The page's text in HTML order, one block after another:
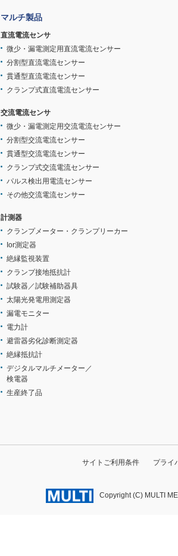
マルチ製品
直流電流センサ
微少・漏電測定用直流電流センサー
分割型直流電流センサー
貫通型直流電流センサー
クランプ式直流電流センサー
交流電流センサ
微少・漏電測定用交流電流センサー
分割型交流電流センサー
貫通型交流電流センサー
クランプ式交流電流センサー
パルス検出用電流センサー
その他交流電流センサー
計測器
クランプメーター・クランプリーカー
Ior測定器
絶縁監視装置
クランプ接地抵抗計
試験器／試験補助器具
太陽光発電用測定器
漏電モニター
電力計
避雷器劣化診断測定器
絶縁抵抗計
デジタルマルチメーター／
検電器
生産終了品
サイトご利用条件 プライ
Copyright (C) MULTI